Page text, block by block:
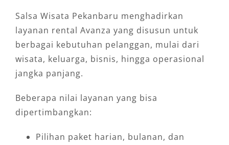
Salsa Wisata Pekanbaru menghadirkan
layanan rental Avanza yang disusun untuk
berbagai kebutuhan pelanggan, mulai dari
wisata, keluarga, bisnis, hingga operasional
jangka panjang.
Beberapa nilai layanan yang bisa
dipertimbangkan:
Pilihan paket harian, bulanan, dan